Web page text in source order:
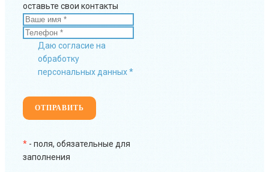
оставьте свои контакты
Даю согласие на
обработку
персональных данных *
* - поля, обязательные для
заполнения